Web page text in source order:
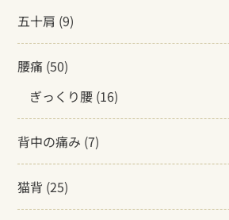
五十肩 (9)
腰痛 (50)
ぎっくり腰 (16)
背中の痛み (7)
猫背 (25)